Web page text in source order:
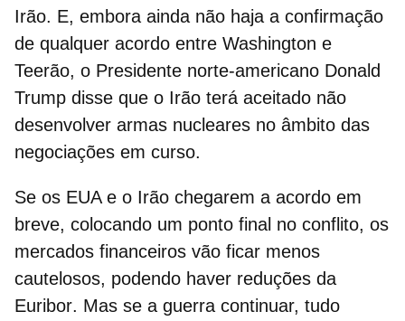
Irão. E, embora ainda não haja a confirmação
de qualquer acordo entre Washington e
Teerão, o Presidente norte-americano Donald
Trump disse que o Irão terá aceitado não
desenvolver armas nucleares no âmbito das
negociações em curso.
Se os EUA e o Irão chegarem a acordo em
breve, colocando um ponto final no conflito, os
mercados financeiros vão ficar menos
cautelosos, podendo haver reduções da
Euribor. Mas se a guerra continuar, tudo